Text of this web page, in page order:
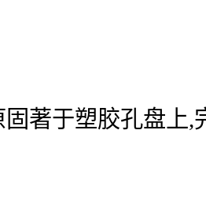
固著于塑胶孔盘上